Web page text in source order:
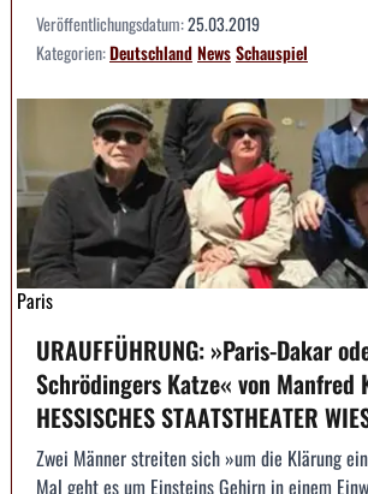
Veröffentlichungsdatum:25.03.2019
Kategorien:DeutschlandNewsSchauspiel
Paris
URAUFFÜHRUNG: »Paris-Dakar
Schrödingers Katze« von Manfred
HESSISCHES STAATSTHEATER
Zwei Männer streiten sich »um die Klärung
Mal geht es um Einsteins Gehirn in einem